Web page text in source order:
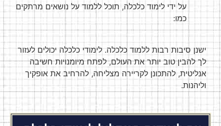
על ידי לימוד כלכלה, תוכל ללמוד על נושאים מרתקים
כמו:
ישנן סיבות רבות ללמוד כלכלה. לימודי כלכלה יכולים לעזור
לך להבין טוב יותר את העולם, לפתח מיומנויות חשיבה
אנליטית, להתכונן לקריירה מצליחה, להרחיב את אופקיך
וליהנות.